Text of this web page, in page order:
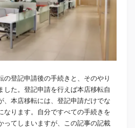
の登記申請後の手続きと、そのやり
した。登記申請を行えば本店移転自
、本店移転には、登記申請だけでな
なります。自分ですべての手続きを
ってしまいますが、この記事の記載